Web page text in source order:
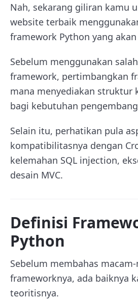
Nah, sekarang giliran kamu
website terbaik
framework Python yang
Sebelum menggunakan
framework, pertimbangkan
mana menyediakan struktur
bagi kebutuhan
Selain itu, perhatikan pula
kompatibilitasnya dengan
kelemahan SQL injection,
desain MVC.
Definisi
Python
Sebelum membahas
frameworknya, ada baiknya
teoritisnya.